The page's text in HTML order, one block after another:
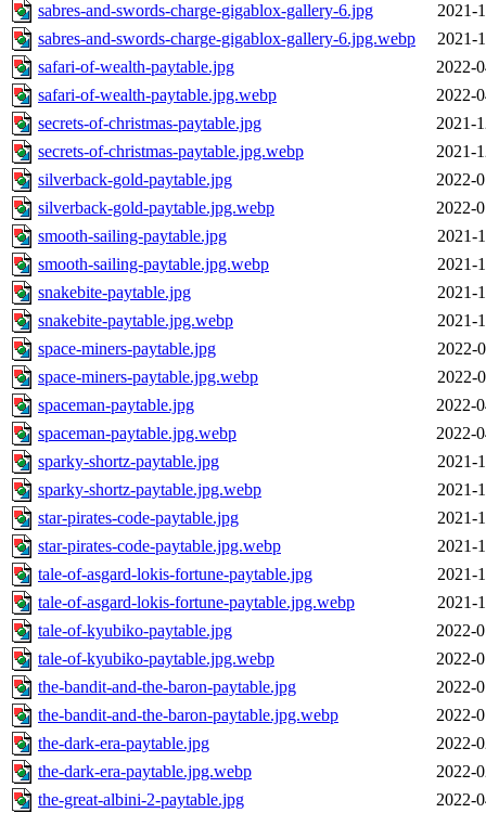
sabres-and-swords-charge-gigablox-gallery-6.jpg
2021-
sabres-and-swords-charge-gigablox-gallery-6.jpg.webp
2021-
safari-of-wealth-paytable.jpg
2022-
safari-of-wealth-paytable.jpg.webp
2022-
secrets-of-christmas-paytable.jpg
2021-
secrets-of-christmas-paytable.jpg.webp
2021-
silverback-gold-paytable.jpg
2022-
silverback-gold-paytable.jpg.webp
2022-
smooth-sailing-paytable.jpg
2021-
smooth-sailing-paytable.jpg.webp
2021-
snakebite-paytable.jpg
2021-
snakebite-paytable.jpg.webp
2021-
space-miners-paytable.jpg
2022-
space-miners-paytable.jpg.webp
2022-
spaceman-paytable.jpg
2022-
spaceman-paytable.jpg.webp
2022-
sparky-shortz-paytable.jpg
2021-
sparky-shortz-paytable.jpg.webp
2021-
star-pirates-сode-paytable.jpg
2021-
star-pirates-сode-paytable.jpg.webp
2021-
tale-of-asgard-lokis-fortune-paytable.jpg
2021-
tale-of-asgard-lokis-fortune-paytable.jpg.webp
2021-
tale-of-kyubiko-paytable.jpg
2022-
tale-of-kyubiko-paytable.jpg.webp
2022-
the-bandit-and-the-baron-paytable.jpg
2022-
the-bandit-and-the-baron-paytable.jpg.webp
2022-
the-dark-era-paytable.jpg
2022-
the-dark-era-paytable.jpg.webp
2022-
the-great-albini-2-paytable.jpg
2022-